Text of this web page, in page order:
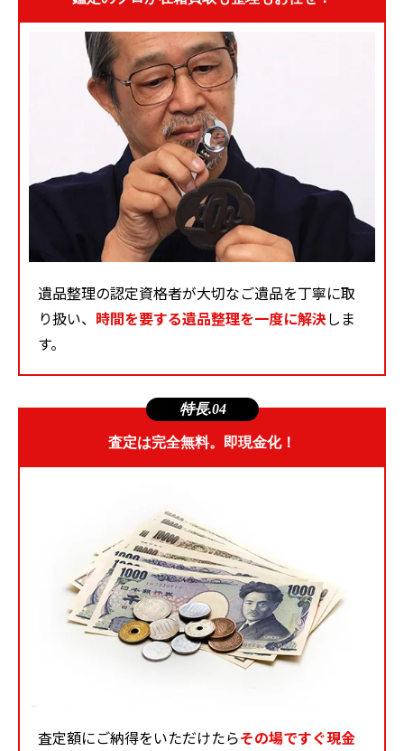
遺品整理の認定資格者が大切なご遺品を丁寧に取
り扱い、 時間を要する遺品整理を一度に解決しま
す。
特長.04
査定は完全無料。即現金化！
査定額にご納得をいただけたらその場ですぐ現金